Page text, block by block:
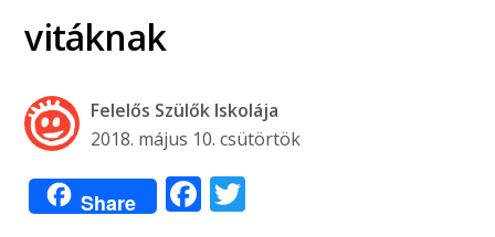
vitáknak
Felelős Szülők Iskolája
2018. május 10. csütörtök
Share Facebook